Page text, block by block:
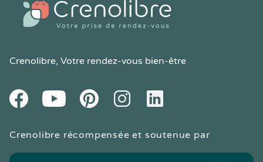
Crenolibre, Votre rendez-vous bien-être
FacebookYoutube PinteresetInstagramLinkedIn
Crenolibre récompensée et soutenue par